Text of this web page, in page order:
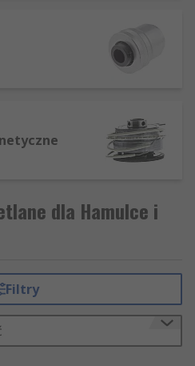
dla Hamulce i
Filtry